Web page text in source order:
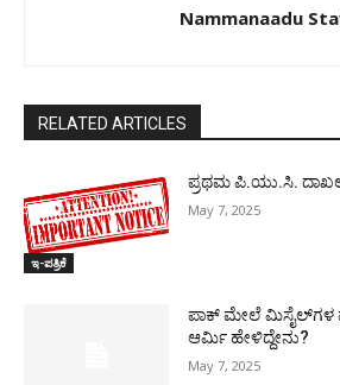
Nammanaadu
RELATED ARTICLES
ಇ-ಪತ್ರಿಕೆ
ಪ್ರಥಮ ಪಿ.ಯು.ಸಿ.
May 7, 2025
ಪಾಕ್​ ಮೇಲೆ
ಆರ್ಮಿ ಹೇಳಿದ್ದೇನು?
May 7, 2025